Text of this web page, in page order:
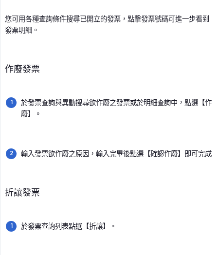
您可用各種查詢條件搜尋已開立的發票，點擊發票號碼可進一步看到
發票明細。
作廢發票
於發票查詢與異動搜尋欲作廢之發票或於明細查詢中，點選【作
廢】。
輸入發票欲作廢之原因，輸入完畢後點選【確認作廢】即可完成
折讓發票
於發票查詢列表點選【折讓】。